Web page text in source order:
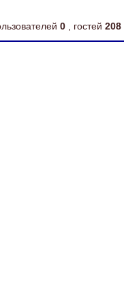
0 , гостей 208